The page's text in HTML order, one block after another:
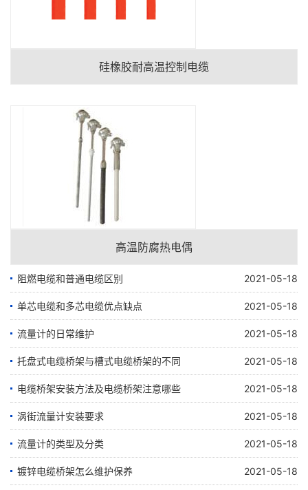
硅橡胶耐高温控制电缆
高温防腐热电偶
阻燃电缆和普通电缆区别 2021-05-18
单芯电缆和多芯电缆优点缺点 2021-05-18
流量计的日常维护 2021-05-18
托盘式电缆桥架与槽式电缆桥架的不同 2021-05-18
电缆桥架安装方法及电缆桥架注意哪些 2021-05-18
涡街流量计安装要求 2021-05-18
流量计的类型及分类 2021-05-18
镀锌电缆桥架怎么维护保养 2021-05-18